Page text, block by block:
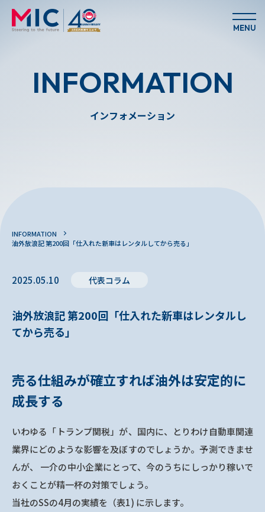
MENU
インフォメーション
INFORMATION
INFORMATION
油外放浪記 第200回「仕入れた新車はレンタルしてから売る」
2025.05.10 代表コラム
油外放浪記 第200回「仕入れた新車はレンタルし
てから売る」
売る仕組みが確立すれば油外は安定的に
成長する
いわゆる「トランプ関税」が、国内に、とりわけ自動車関連
業界にどのような影響を及ぼすのでしょうか。予測できませ
んが、 一介の中小企業にとって、今のうちにしっかり稼いで
おくことが精一杯の対策でしょう。
当社のSSの4月の実績を（表1) に示します。